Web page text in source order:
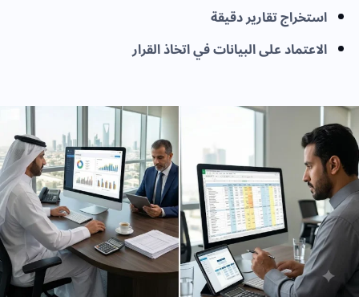
استخراج تقارير دقيقة
الاعتماد على البيانات في اتخاذ القرار